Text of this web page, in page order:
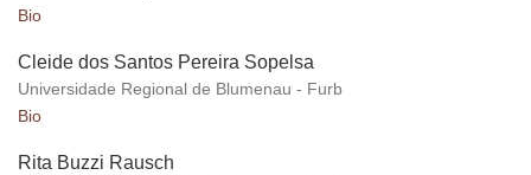
Bio
Cleide dos Santos Pereira Sopelsa
Universidade Regional de Blumenau - Furb
Bio
Rita Buzzi Rausch